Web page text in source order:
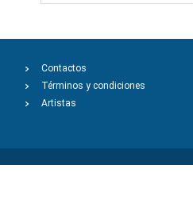
Contactos
Términos y condiciones
Artistas